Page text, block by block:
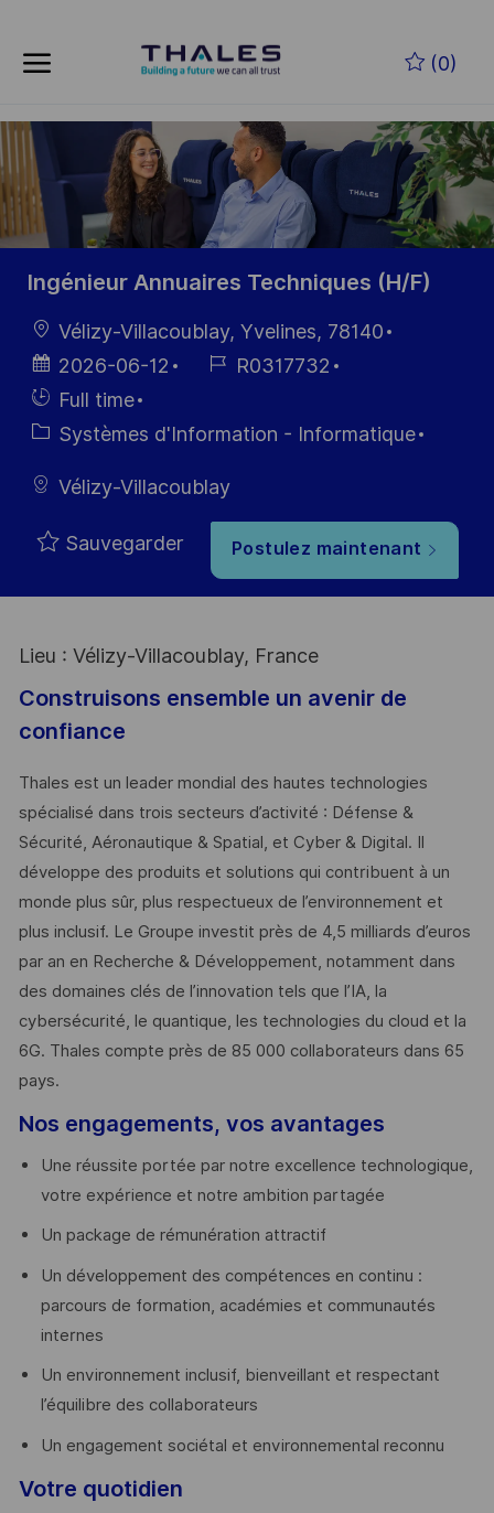
(0)
-
Ingénieur Annuaires Techniques (H/F)
localisation
Vélizy-Villacoublay, Yvelines, 78140
Date
d’affichage
2026-06-12
Référence
R0317732
Hiring
Type
Full time
Catégorie
Systèmes d'Information - Informatique
Vélizy-Villacoublay
Sauvegarder Postulez maintenant
Lieu : Vélizy-Villacoublay, France
Construisons ensemble un avenir de
confiance
Thales est un leader mondial des hautes technologies
spécialisé dans trois secteurs d’activité : Défense &
Sécurité, Aéronautique & Spatial, et Cyber & Digital. Il
développe des produits et solutions qui contribuent à un
monde plus sûr, plus respectueux de l’environnement et
plus inclusif. Le Groupe investit près de 4,5 milliards d’euros
par an en Recherche & Développement, notamment dans
des domaines clés de l’innovation tels que l’IA, la
cybersécurité, le quantique, les technologies du cloud et la
6G. Thales compte près de 85 000 collaborateurs dans 65
pays. ​
Nos engagements, vos avantages
Une réussite portée par notre excellence technologique,
votre expérience et notre ambition partagée
Un package de rémunération attractif
Un développement des compétences en continu :
parcours de formation, académies et communautés
internes
Un environnement inclusif, bienveillant et respectant
l’équilibre des collaborateurs
Un engagement sociétal et environnemental reconnu
Votre quotidien